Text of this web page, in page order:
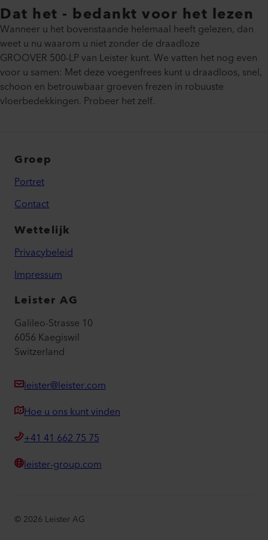
Dat het - bedankt voor het lezen
Wanneer u het bovenstaande helemaal heeft gelezen, dan
weet u nu waarom u niet zonder de draadloze
GROOVER 500-LP van Leister kunt. We vatten het nog even
voor u samen: Met deze voegenfrees kunt u draadloos, snel,
schoon en betrouwbaar groeven frezen in robuuste
vloerbedekkingen. Probeer het zelf.
Groep
Portret
Contact
Wettelijk
Privacybeleid
Impressum
Leister AG
Galileo-Strasse 10
6056 Kaegiswil
Switzerland
leister@leister.com
Hoe u ons kunt vinden
+41 41 662 75 75
leister-group.com
© 2026 Leister AG